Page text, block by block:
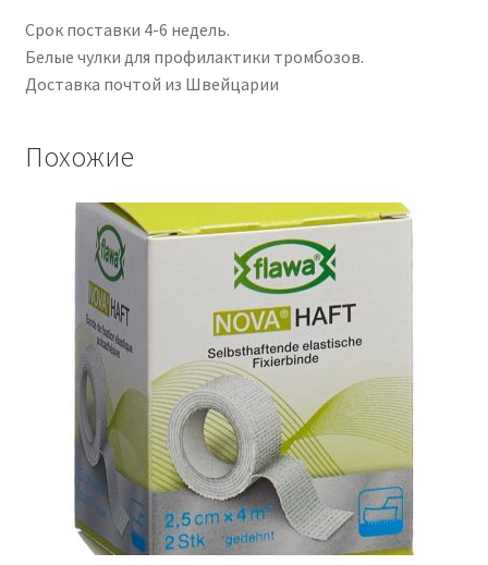
Срок поставки 4-6 недель.
Белые чулки для профилактики тромбозов.
Доставка почтой из Швейцарии
Похожие